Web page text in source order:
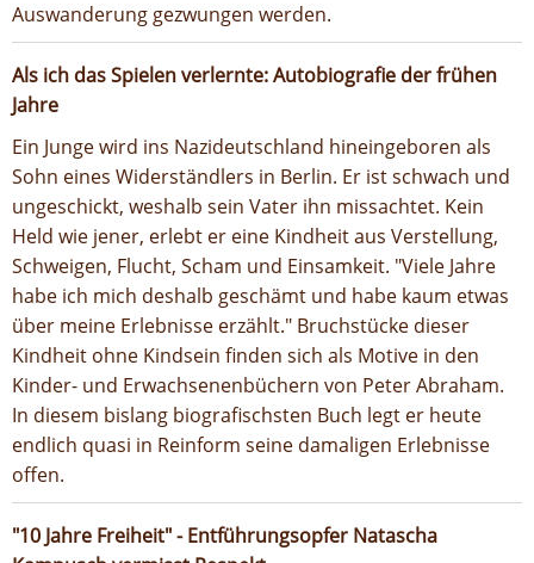
Auswanderung gezwungen werden.
Als ich das Spielen verlernte: Autobiografie der frühen
Jahre
Ein Junge wird ins Nazideutschland hineingeboren als
Sohn eines Widerständlers in Berlin. Er ist schwach und
ungeschickt, weshalb sein Vater ihn missachtet. Kein
Held wie jener, erlebt er eine Kindheit aus Verstellung,
Schweigen, Flucht, Scham und Einsamkeit. "Viele Jahre
habe ich mich deshalb geschämt und habe kaum etwas
über meine Erlebnisse erzählt." Bruchstücke dieser
Kindheit ohne Kindsein finden sich als Motive in den
Kinder- und Erwachsenenbüchern von Peter Abraham.
In diesem bislang biografischsten Buch legt er heute
endlich quasi in Reinform seine damaligen Erlebnisse
offen.
"10 Jahre Freiheit" - Entführungsopfer Natascha